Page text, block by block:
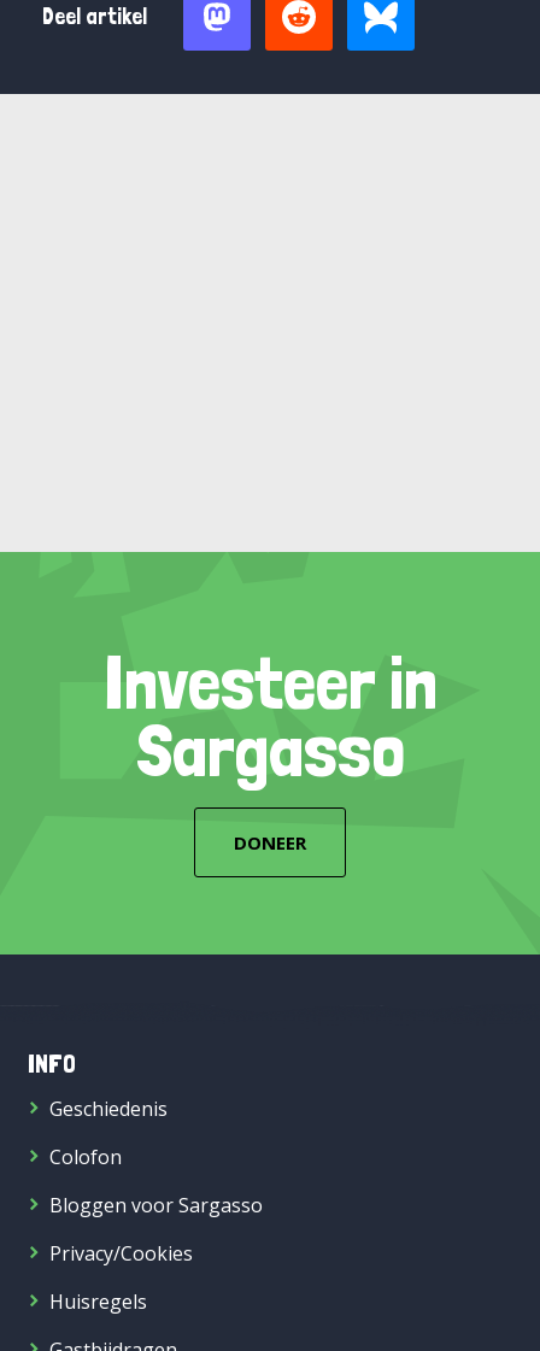
Deel artikel
Investeer in
Sargasso
DONEER
INFO
Geschiedenis
Colofon
Bloggen voor Sargasso
Privacy/Cookies
Huisregels